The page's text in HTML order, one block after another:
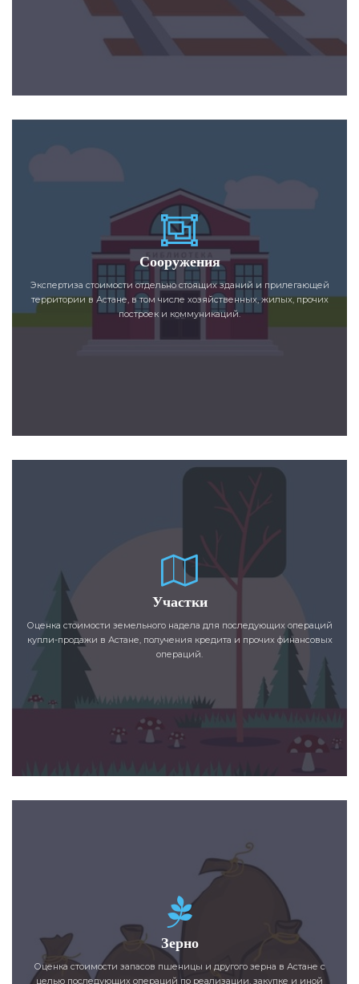
Сооружения
Экспертиза стоимости отдельно стоящих зданий и прилегающей
территории в Астане, в том числе хозяйственных, жилых, прочих
построек и коммуникаций.
Участки
Оценка стоимости земельного надела для последующих операций
купли-продажи в Астане, получения кредита и прочих финансовых
операций.
Зерно
Оценка стоимости запасов пшеницы и другого зерна в Астане с
целью последующих операций по реализации, закупке и иной